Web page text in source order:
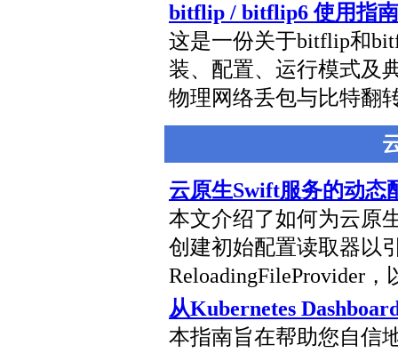
bitflip / bitflip6 使用指南
这是一份关于bitflip和
装、配置、运行模式及
物理网络丢包与比特翻
云原生Swift服务的动态
本文介绍了如何为云原
创建初始配置读取器以
ReloadingFileProvider
从Kubernetes
本指南旨在帮助您自信